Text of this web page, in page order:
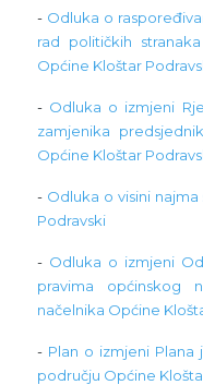
- Odluka o
rad političkih
Općine Kloštar
- Odluka o izmjeni
zamjenika
Općine Kloštar
-Odluka o visini najma
Podravski
- Odluka o izmjeni
pravima općinskog
načelnika Općine
- Plan o izmjeni Plana
području Općine